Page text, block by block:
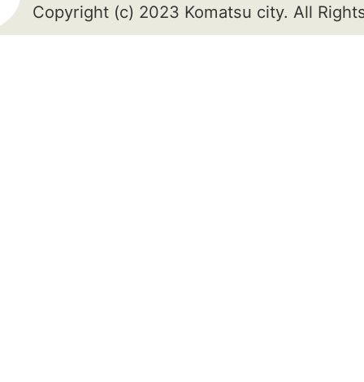
Copyright (c) 2023 Komatsu city. All